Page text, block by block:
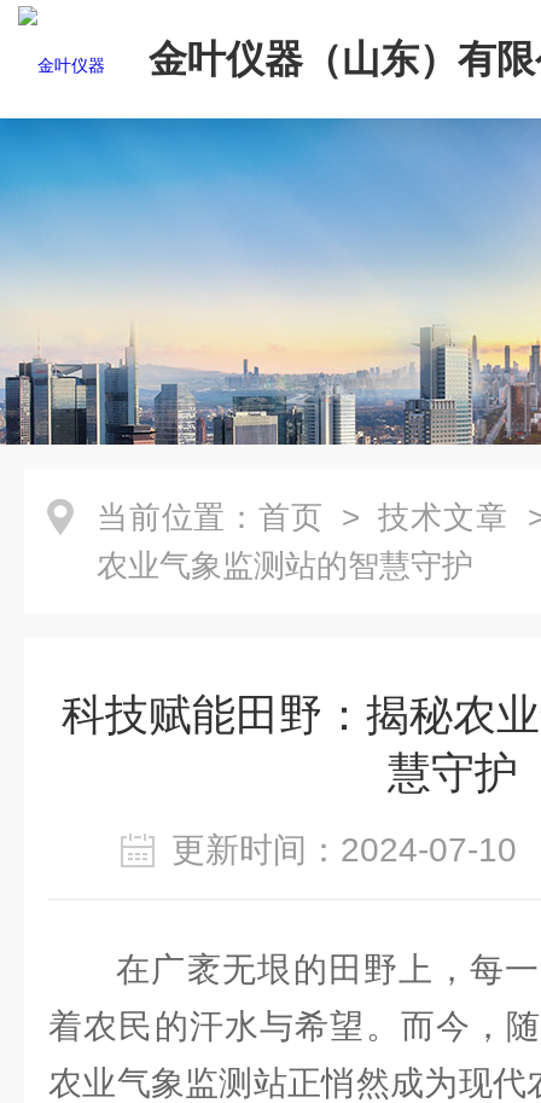
金叶仪器（山东）有
当前位置： 首页 > 技术文章
农业气象监测站的智慧守护
科技赋能田野：揭秘农
慧守护
更新时间：2024-07-
在广袤无垠的田野上，每
着农民的汗水与希望。而今，
农业气象监测站正悄然成为现代